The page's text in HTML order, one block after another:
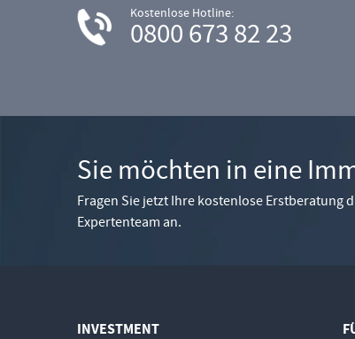
Kostenlose Hotline:
0800 673 82 23
Sie möchten in eine
Fragen Sie jetzt Ihre kostenlose Erstberatung
Expertenteam an.
INVESTMENT